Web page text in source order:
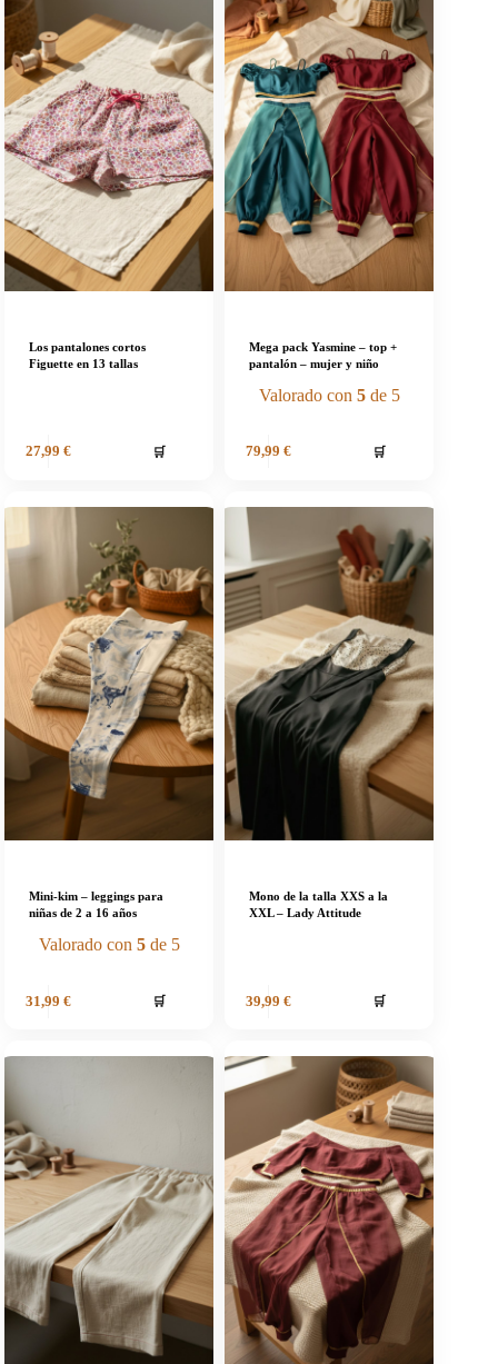
Los pantalones cortos
Figuette en 13 tallas
27,99 € 🛒
Mega pack Yasmine – top +
pantalón – mujer y niño
Valorado con 5de 5
79,99 € 🛒
Mini-kim – leggings para
niñas de 2 a 16 años
Valorado con 5de 5
31,99 € 🛒
Mono de la talla XXS a la
XXL – Lady Attitude
39,99 € 🛒